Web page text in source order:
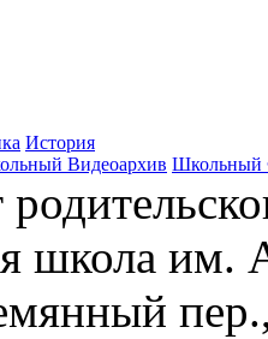
История
Видеоархив Школьный
школа им.